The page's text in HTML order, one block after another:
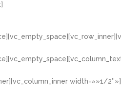
width=»»1/